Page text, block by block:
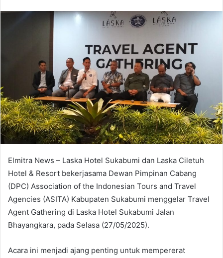
email
Elmitra News – Laska Hotel Sukabumi dan Laska Ciletuh
Hotel & Resort bekerjasama Dewan Pimpinan Cabang
(DPC) Association of the Indonesian Tours and Travel
Agencies (ASITA) Kabupaten Sukabumi menggelar Travel
Agent Gathering di Laska Hotel Sukabumi Jalan
Bhayangkara, pada Selasa (27/05/2025).
Acara ini menjadi ajang penting untuk mempererat